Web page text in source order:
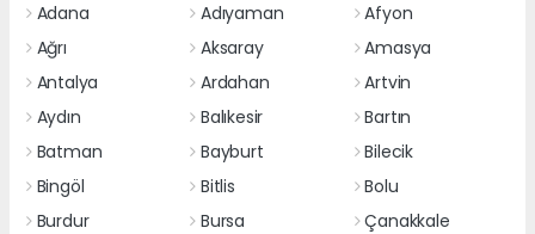
Adana Adıyaman
Afyon
Ağrı
Aksaray
Amasya
Antalya
Ardahan
Artvin
Aydın
Balıkesir
Bartın
Batman
Bayburt
Bilecik
Bingöl
Bitlis
Bolu
Burdur
Bursa
Çanakkale